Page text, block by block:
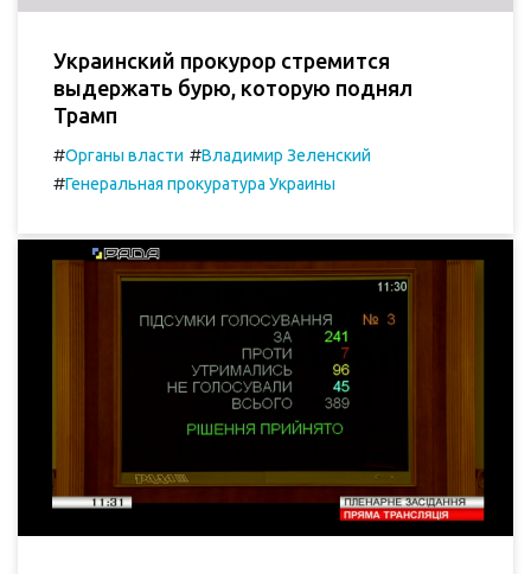
Украинский прокурор стремится
выдержать бурю, которую поднял
Трамп
#Органы власти #Владимир Зеленский
#Генеральная прокуратура Украины